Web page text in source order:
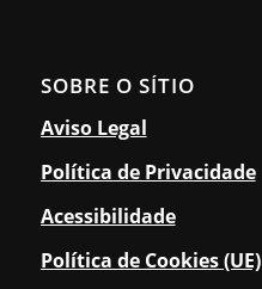
SOBRE O SÍTIO
Aviso Legal
Política de Privacidade
Acessibilidade
Política de Cookies (UE)